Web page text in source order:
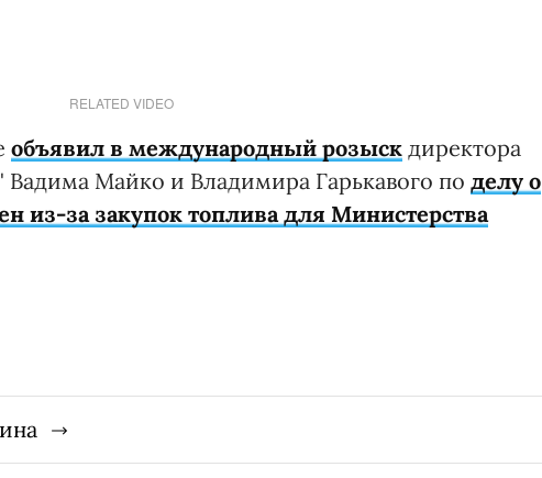
RELATED VIDEO
объявил в международный розыск директора
Майко и Владимира Гарькавого по делу о
из-за закупок топлива для Министерства